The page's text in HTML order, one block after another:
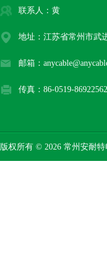
联系人：黄
地址：江苏省常州市武
邮箱：
传真：86-0519-86922562
版权所有 © 2026 常州安耐